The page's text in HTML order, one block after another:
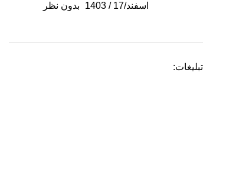
اسفند/17 / 1403
بدون نظر
تبلیغات: